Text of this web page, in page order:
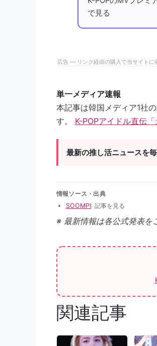
で見る
広告 — リンク経由の購入で当サイトに
単一メディア速報
本記事は韓国メディア1社
す。 K-POPアイドル直伝
最新の推し活ニュースを
情報ソース・出典
SOOMPI: 記事を見る
※ 最新情報は各公式発表を
関連記事